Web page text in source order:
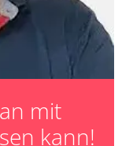
mit
kann!